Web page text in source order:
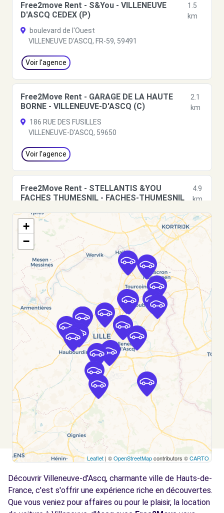
Free2move Rent - S&You - VILLENEUVE
D'ASCQ CEDEX (P)
1.5
km
boulevard de l'Ouest
VILLENEUVE D'ASCQ, FR-59, 59491
Voir l'agence
Free2Move Rent - GARAGE DE LA HAUTE
BORNE - VILLENEUVE-D'ASCQ (C)
2.1
km
186 RUE DES FUSILLES
VILLENEUVE-D'ASCQ, 59650
Voir l'agence
Free2Move Rent - STELLANTIS &YOU
FACHES THUMESNIL - FACHES-THUMESNIL
4.9
km
2 RUE DE L EGALITE
FACHES-THUMESNIL, 59155
Voir l'agence
Free2move Rent - S&You - FACHES
THUMESNIL (P) 24/7
5.1
km
2 RUE DE L'EGALITE
FACHES THUMESNIL, FR-59, 59155
Voir l'agence
Free2Move Rent - GARAGE DUBOIS - LA
MADELEINE (C)
5.7
km
20 RUE DU PRESIDENT POMPIDOU
LA MADELEINE, 59110
Voir l'agence
CROIX (C)
km
117 AVENUE DE L EUROPE
CROIX, 59170
+
−
Leaflet | ©OpenStreetMapcontributors ©CARTO
Découvrir Villeneuve-d'Ascq, charmante ville de Hauts-de-
France, c'est s'offrir une expérience riche en découvertes.
Que vous veniez pour affaires ou pour le plaisir, la location